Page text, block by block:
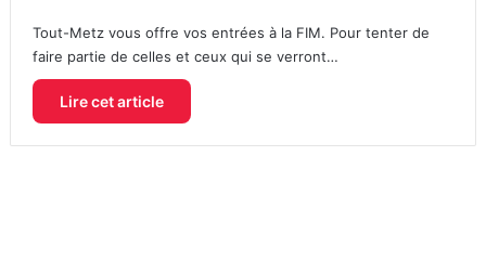
Tout-Metz vous offre vos entrées à la FIM. Pour tenter de
faire partie de celles et ceux qui se verront…
Lire cet article